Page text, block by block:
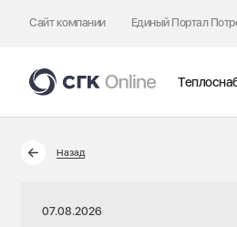
Сайт компании Единый Портал
Назад
07.08.2026